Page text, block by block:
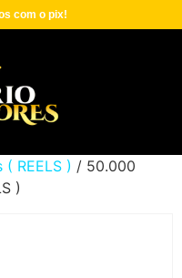
com o pix!
REELS ) / 50.000
)